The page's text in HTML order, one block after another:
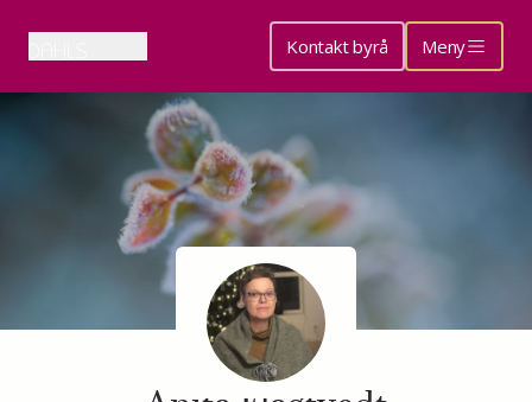
Kontakt byrå Meny
Minneside for